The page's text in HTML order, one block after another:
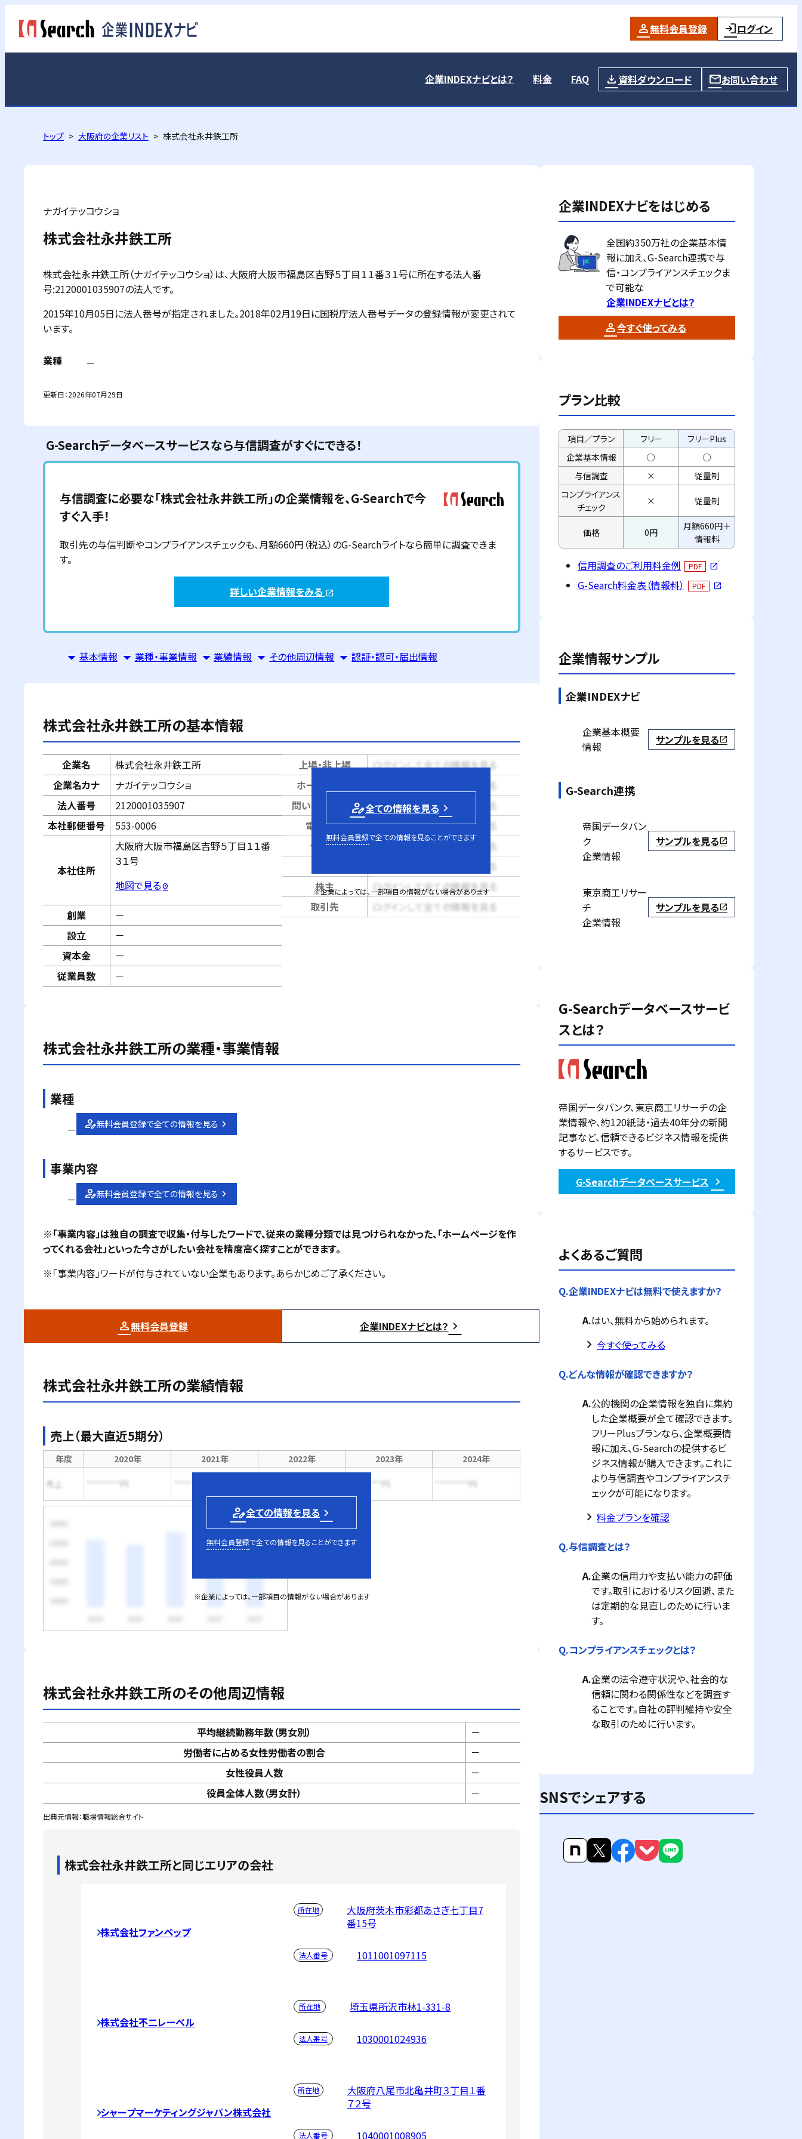
無料会員登録 ログイン
企業INDEXナビとは？ 料金 FAQ 資料ダウンロード お問い合わせ
トップ 大阪府の企業リスト 株式会社永井鉄工所
ナガイテッコウショ
株式会社永井鉄工所
株式会社永井鉄工所（ナガイテッコウショ）は、大阪府大阪市福島区吉野５丁目１１番３１号に所在する法人番
号:2120001035907の法人です。
2015年10月05日に法人番号が指定されました。2018年02月19日に国税庁法人番号データの登録情報が変更されて
います。
業種 －
更新日：2026年07月29日
G-Searchデータベースサービスなら与信調査がすぐにできる！
与信調査に必要な「株式会社永井鉄工所」の企業情報を、G-Searchで今
すぐ入手！
取引先の与信判断やコンプライアンスチェックも、月額660円（税込）のG-Searchライトなら簡単に調査できま
す。
詳しい企業情報をみる open_in_new
基本情報 業種・事業情報 業績情報 その他周辺情報 認証・認可・届出情報
株式会社永井鉄工所の基本情報
企業名
株式会社永井鉄工所
企業名カナ
ナガイテッコウショ
法人番号
2120001035907
本社郵便番号
553-0006
本社住所
大阪府大阪市福島区吉野５丁目１１番
３１号
地図で見るpin_drop
創業
－
設立
－
資本金
－
従業員数
－
上場・非上場
ログインして全ての情報を見る
ホームページ
ログインして全ての情報を見る
問い合せページ
ログインして全ての情報を見る
電話番号
ログインして全ての情報を見る
代表者
ログインして全ての情報を見る
ログインして全ての情報を見る
株主
ログインして全ての情報を見る
取引先
ログインして全ての情報を見る
person_edit全ての情報を見る
無料会員登録で全ての情報を見ることができます
※企業によっては、一部項目の情報がない場合があります
株式会社永井鉄工所の業種・事業情報
業種
－ 無料会員登録で全ての情報を見る
事業内容
－ 無料会員登録で全ての情報を見る
※「事業内容」は独自の調査で収集・付与したワードで、従来の業種分類では見つけられなかった、「ホームページを作
ってくれる会社」といった今さがしたい会社を精度高く探すことができます。
※「事業内容」ワードが付与されていない企業もあります。あらかじめご了承ください。
無料会員登録 企業INDEXナビとは？
株式会社永井鉄工所の業績情報
売上（最大直近5期分）
年度 2020年 2021年 2022年 2023年 2024年
売上 ********円 ********円 ********円
person_edit全ての情報を見る
無料会員登録で全ての情報を見ることができます
※企業によっては、一部項目の情報がない場合があります
株式会社永井鉄工所のその他周辺情報
平均継続勤務年数（男女別）
－
労働者に占める女性労働者の割合
－
女性役員人数
－
役員全体人数（男女計）
－
出典元情報：職場情報総合サイト
株式会社永井鉄工所と同じエリアの会社
株式会社ファンペップ
所在地
大阪府茨木市彩都あさぎ七丁目7
番15号
法人番号 1011001097115
株式会社不二レーベル
所在地 埼玉県所沢市林1-331-8
法人番号 1030001024936
シャープマーケティングジャパン株式会社
所在地
大阪府八尾市北亀井町３丁目１番
７２号
法人番号 1040001008905
企業INDEXナビをはじめる
全国約350万社の企業基本情
報に加え、G-Search連携で与
信・コンプライアンスチェックま
で可能な
企業INDEXナビとは？
今すぐ使ってみる
プラン比較
項目／プラン フリー
フリーPlus
企業基本情報
○
○
与信調査
×
従量制
コンプライアンス
チェック
× 従量制
価格 0円
月額660円＋
情報料
信用調査のご利用料金例 PDF open_in_new
G-Search料金表（情報料） PDF open_in_new
企業情報サンプル
企業INDEXナビ
企業基本概要
情報
サンプルを見るopen_in_new
G-Search連携
帝国データバン
ク
企業情報
サンプルを見るopen_in_new
東京商工リサー
チ
企業情報
サンプルを見るopen_in_new
G-Searchデータベースサービ
スとは？
帝国データバンク、東京商工リサーチの企
業情報や、約120紙誌・過去40年分の新聞
記事など、信頼できるビジネス情報を提供
するサービスです。
G-Searchデータベースサービス
よくあるご質問
Q.企業INDEXナビは無料で使えますか？
A.はい、無料から始められます。
keyboard_arrow_right 今すぐ使ってみる
Q.どんな情報が確認できますか？
A.公的機関の企業情報を独自に集約
した企業概要が全て確認できます。
フリーPlusプランなら、企業概要情
報に加え、G-Searchの提供するビ
ジネス情報が購入できます。これに
より与信調査やコンプライアンスチ
ェックが可能になります。
keyboard_arrow_right 料金プランを確認
Q.与信調査とは？
A.企業の信用力や支払い能力の評価
です。取引におけるリスク回避、また
は定期的な見直しのために行いま
す。
Q.コンプライアンスチェックとは？
A.企業の法令遵守状況や、社会的な
信頼に関わる関係性などを調査す
ることです。自社の評判維持や安全
な取引のために行います。
SNSでシェアする